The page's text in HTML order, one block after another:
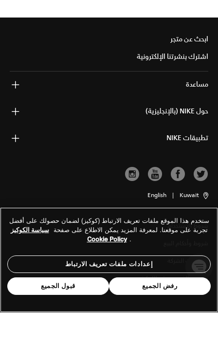
ابحث عن متجر
اشترك بنشرتنا الإلكترونية
مساعدة
حول NIKE (بالإنجليزية)
تطبيقات NIKE
Kuwait
|
English
شروط الاستخدام
معلومات الشركة
سياسة الخصوصية والكوكيز
ستخدم هذا الموقع ملفات تعريف الارتباط (كوكيز) لضمان حصولك على أفضل
تجربة على موقعنا. لمعرفة المزيد يمكن الاطلاع على صفحة سياسة الكوكيز
.
Cookie Policy
إعدادات ملفات تعريف الارتباط
رفض الجميع قبول الجميع